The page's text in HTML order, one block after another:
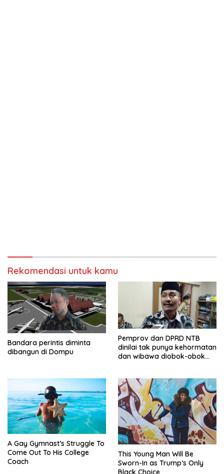
Rekomendasi untuk kamu
Bandara perintis diminta
dibangun di Dompu
Pemprov dan DPRD NTB
dinilai tak punya kehormatan
dan wibawa diobok-obok
A Gay Gymnast’s Struggle To
Come Out To His College
Coach
This Young Man Will Be
Sworn-In as Trump’s Only
Black Choice